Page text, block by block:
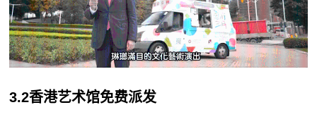
3.2香港艺术馆免费派发